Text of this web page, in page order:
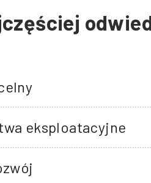
eksploatacyjne